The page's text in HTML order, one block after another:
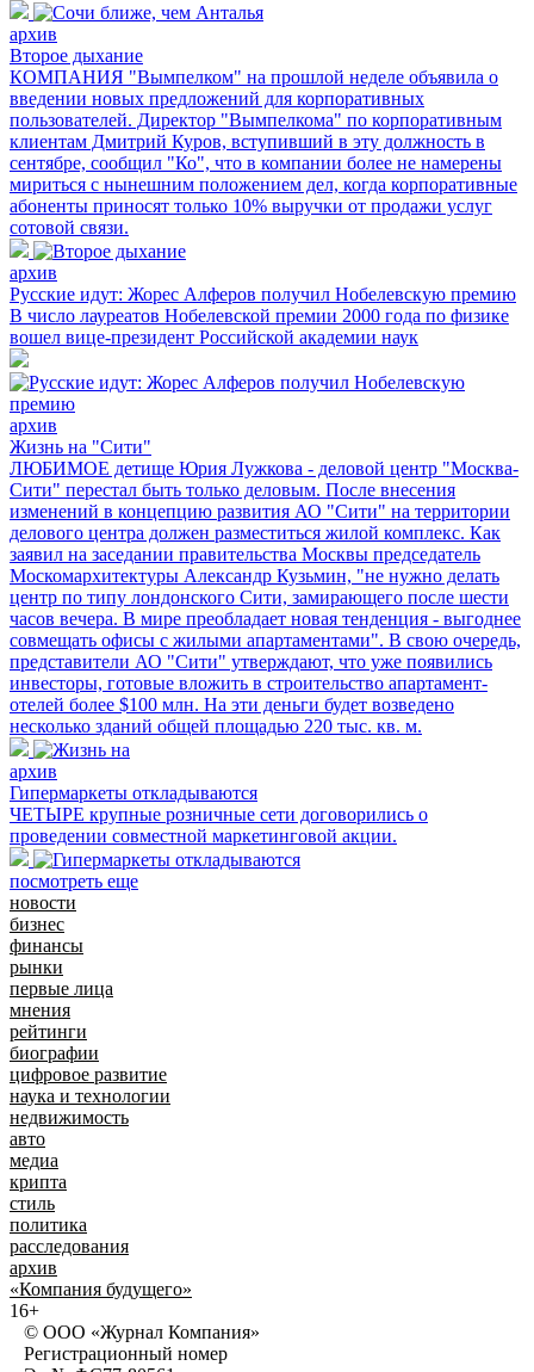
архив
Второе дыхание
КОМПАНИЯ "Вымпелком" на прошлой неделе объявила о
введении новых предложений для корпоративных
пользователей. Директор "Вымпелкома" по корпоративным
клиентам Дмитрий Куров, вступивший в эту должность в
сентябре, сообщил "Ко", что в компании более не намерены
мириться с нынешним положением дел, когда корпоративные
абоненты приносят только 10% выручки от продажи услуг
сотовой связи.
архив
Русские идут: Жорес Алферов получил Нобелевскую премию
В число лауреатов Нобелевской премии 2000 года по физике
вошел вице-президент Российской академии наук
архив
Жизнь на "Сити"
ЛЮБИМОЕ детище Юрия Лужкова - деловой центр "Москва-
Сити" перестал быть только деловым. После внесения
изменений в концепцию развития АО "Сити" на территории
делового центра должен разместиться жилой комплекс. Как
заявил на заседании правительства Москвы председатель
Москомархитектуры Александр Кузьмин, "не нужно делать
центр по типу лондонского Сити, замирающего после шести
часов вечера. В мире преобладает новая тенденция - выгоднее
совмещать офисы с жилыми апартаментами". В свою очередь,
представители АО "Сити" утверждают, что уже появились
инвесторы, готовые вложить в строительство апартамент-
отелей более $100 млн. На эти деньги будет возведено
несколько зданий общей площадью 220 тыс. кв. м.
архив
Гипермаркеты откладываются
ЧЕТЫРЕ крупные розничные сети договорились о
проведении совместной маркетинговой акции.
посмотреть еще
новости
бизнес
финансы
рынки
первые лица
мнения
рейтинги
биографии
цифровое развитие
наука и технологии
недвижимость
авто
медиа
крипта
стиль
политика
расследования
архив
«Компания будущего»
16+
© ООО «Журнал Компания»
Регистрационный номер